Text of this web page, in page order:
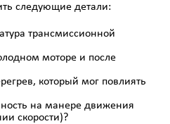
следующие детали:
трансмиссионной
моторе и после
который мог повлиять
на манере движения
скорости)?